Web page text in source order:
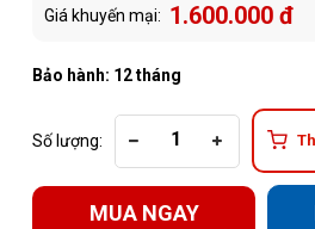
Giá khuyến mại: 1.600.000 đ
Bảo hành: 12 tháng
Số lượng:
MUA NGAY